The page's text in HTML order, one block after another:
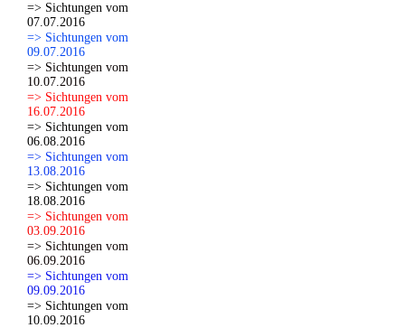
=> Sichtungen vom
07.07.2016
=> Sichtungen vom
09.07.2016
=> Sichtungen vom
10.07.2016
=> Sichtungen vom
16.07.2016
=> Sichtungen vom
06.08.2016
=> Sichtungen vom
13.08.2016
=> Sichtungen vom
18.08.2016
=> Sichtungen vom
03.09.2016
=> Sichtungen vom
06.09.2016
=> Sichtungen vom
09.09.2016
=> Sichtungen vom
10.09.2016